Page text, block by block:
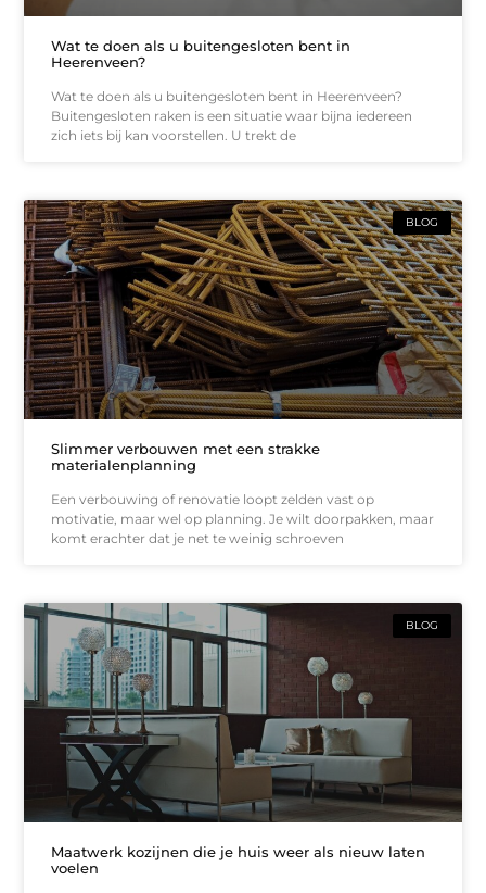
Wat te doen als u buitengesloten bent in
Heerenveen?
Wat te doen als u buitengesloten bent in Heerenveen?
Buitengesloten raken is een situatie waar bijna iedereen
zich iets bij kan voorstellen. U trekt de
BLOG
Slimmer verbouwen met een strakke
materialenplanning
Een verbouwing of renovatie loopt zelden vast op
motivatie, maar wel op planning. Je wilt doorpakken, maar
komt erachter dat je net te weinig schroeven
BLOG
Maatwerk kozijnen die je huis weer als nieuw laten
voelen